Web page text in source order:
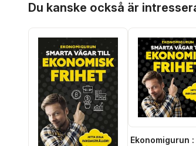
Du kanske också är
Ekonomigurun